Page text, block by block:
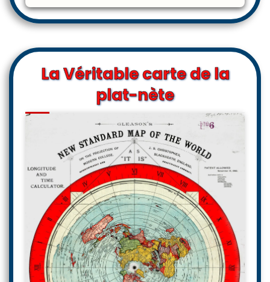
La Véritable carte de la
plat-nète